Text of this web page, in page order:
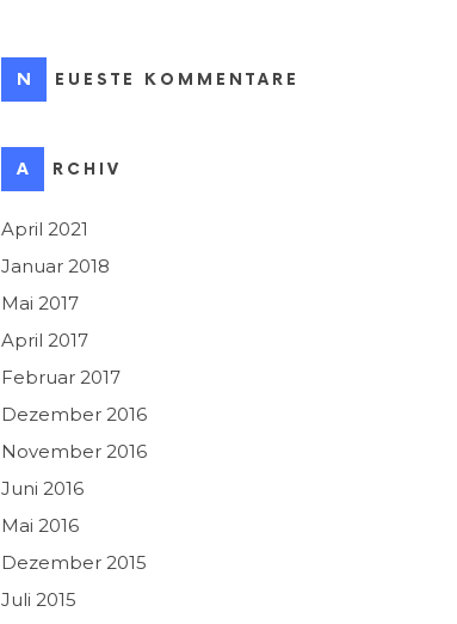
NEUESTE KOMMENTARE
ARCHIV
April 2021
Januar 2018
Mai 2017
April 2017
Februar 2017
Dezember 2016
November 2016
Juni 2016
Mai 2016
Dezember 2015
Juli 2015